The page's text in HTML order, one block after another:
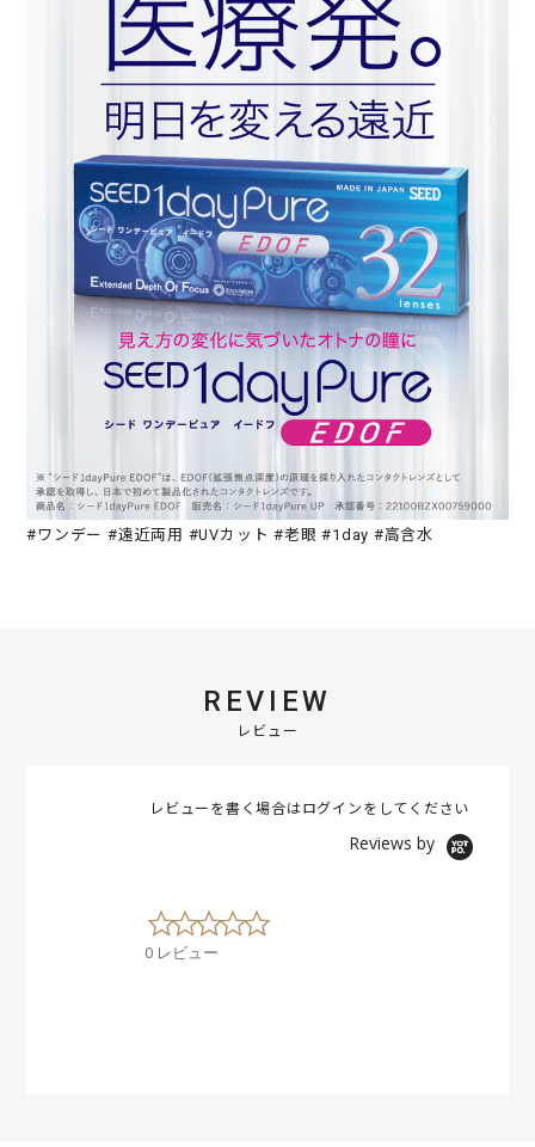
#ワンデー #遠近両用 #UVカット #老眼 #1day #高含水
REVIEW
レビュー
レビューを書く場合はログイン をしてください
Reviews by
0
.
0 レビュー